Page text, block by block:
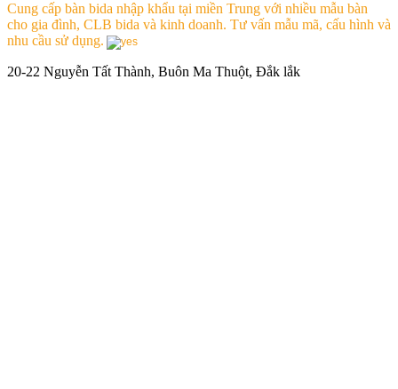
Cung cấp bàn bida nhập khẩu tại miền Trung với nhiều mẫu bàn
cho gia đình, CLB bida và kinh doanh. Tư vấn mẫu mã, cấu hình và
nhu cầu sử dụng.
20-22 Nguyễn Tất Thành, Buôn Ma Thuột, Đắk lắk